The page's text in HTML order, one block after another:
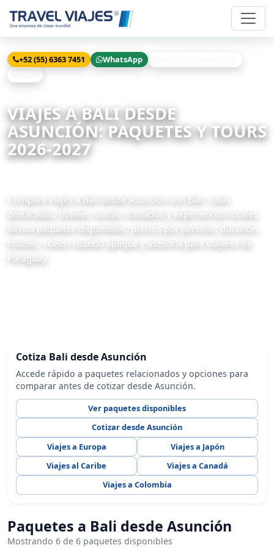
+52 (55) 6363 7451 WhatsApp
VIAJES A BALI DESDE
ASUNCIÓN: PAQUETES Y TOURS
2026-2027
Compara viajes a Bali desde Asunción con Bali, rutas
destacadas, hoteles, visitas, traslados y experiencias locales.
Revisa paquetes disponibles, precios por persona, duración,
hoteles, vuelos cuando aplique y asesoría para viajeros de
Paraguay.
Cotiza Bali desde Asunción
Accede rápido a paquetes relacionados y opciones para
comparar antes de cotizar desde Asunción.
Ver paquetes disponibles
Cotizar desde Asunción
Viajes a Europa
Viajes a Japón
Viajes al Caribe
Viajes a Canadá
Viajes a Colombia
Paquetes a Bali desde Asunción
Mostrando 6 de 6 paquetes disponibles